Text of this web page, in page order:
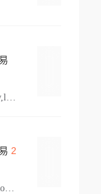
2
personal effect,used household goods